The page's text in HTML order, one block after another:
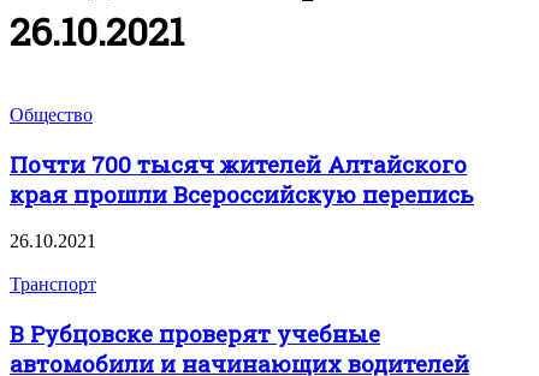
26.10.2021
Общество
Почти 700 тысяч жителей Алтайского
края прошли Всероссийскую перепись
26.10.2021
Транспорт
В Рубцовске проверят учебные
автомобили и начинающих водителей